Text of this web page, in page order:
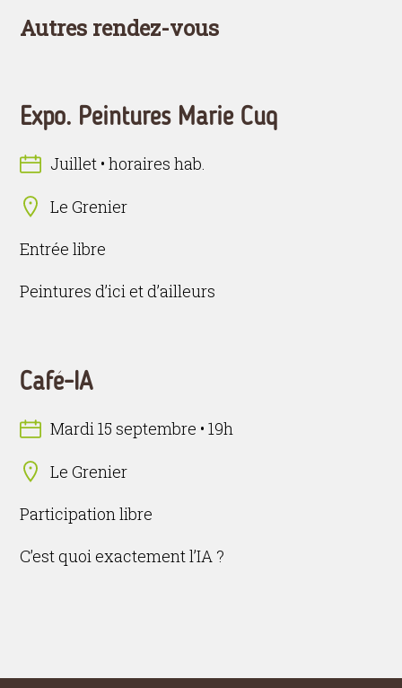
Autres rendez-vous
Expo. Peintures Marie Cuq
Juillet • horaires hab.
Le Grenier
Entrée libre
Peintures d’ici et d’ailleurs
Café-IA
Mardi 15 septembre • 19h
Le Grenier
Participation libre
C’est quoi exactement l’IA ?